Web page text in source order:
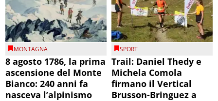
MONTAGNA
8 agosto 1786, la prima
ascensione del Monte
Bianco: 240 anni fa
nasceva l’alpinismo
SPORT
Trail: Daniel Thedy e
Michela Comola
firmano il Vertical
Brusson-Bringuez a